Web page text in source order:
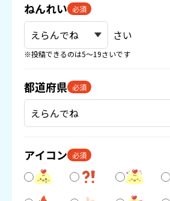
ねんれい 必須
さい
※投稿できるのは5〜19さいです
都道府県 必須
アイコン 必須